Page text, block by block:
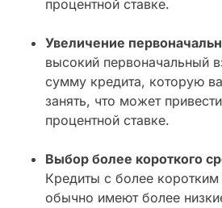
процентной ставке.
Увеличение
высокий первоначальный
сумму кредита, которую
занять, что может
процентной ставке.
Выбор более короткого
Кредиты с более
обычно имеют более